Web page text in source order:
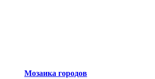
Мозаика городов